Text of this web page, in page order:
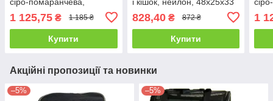
1 125,75 ₴ 1 185 ₴
Купити
828,40₴ 872 ₴
Купити
1
Акційні пропозиції та новинки
–5% –5%